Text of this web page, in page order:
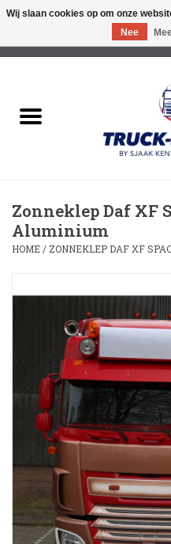
Lichtreclame Led
Led Triple Sign
Zonnekleppen
Cabine trapjes
Dakrek /Imperiaal
Booskijkers
Bumper Spoilers
Stoel Verlagen
Klompen
Zonneklep Daf XF
Aluminium
HOME / ZONNEKLEP DAF XF
Wij slaan cookies op om onze
Nee